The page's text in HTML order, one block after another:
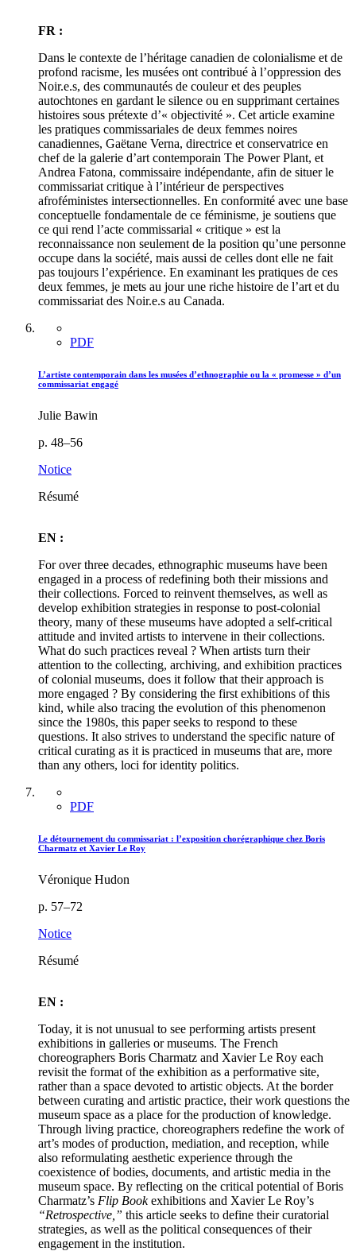
FR :
Dans le contexte de l’héritage canadien de colonialisme et de
profond racisme, les musées ont contribué à l’oppression des
Noir.e.s, des communautés de couleur et des peuples
autochtones en gardant le silence ou en supprimant certaines
histoires sous prétexte d’« objectivité ». Cet article examine
les pratiques commissariales de deux femmes noires
canadiennes, Gaëtane Verna, directrice et conservatrice en
chef de la galerie d’art contemporain The Power Plant, et
Andrea Fatona, commissaire indépendante, afin de situer le
commissariat critique à l’intérieur de perspectives
afroféministes intersectionnelles. En conformité avec une base
conceptuelle fondamentale de ce féminisme, je soutiens que
ce qui rend l’acte commissarial « critique » est la
reconnaissance non seulement de la position qu’une personne
occupe dans la société, mais aussi de celles dont elle ne fait
pas toujours l’expérience. En examinant les pratiques de ces
deux femmes, je mets au jour une riche histoire de l’art et du
commissariat des Noir.e.s au Canada.
PDF
L’artiste contemporain dans les musées d’ethnographie ou la « promesse » d’un
commissariat engagé
Julie Bawin
p. 48–56
Notice
Résumé
EN :
For over three decades, ethnographic museums have been
engaged in a process of redefining both their missions and
their collections. Forced to reinvent themselves, as well as
develop exhibition strategies in response to post-colonial
theory, many of these museums have adopted a self-critical
attitude and invited artists to intervene in their collections.
What do such practices reveal ? When artists turn their
attention to the collecting, archiving, and exhibition practices
of colonial museums, does it follow that their approach is
more engaged ? By considering the first exhibitions of this
kind, while also tracing the evolution of this phenomenon
since the 1980s, this paper seeks to respond to these
questions. It also strives to understand the specific nature of
critical curating as it is practiced in museums that are, more
than any others, loci for identity politics.
PDF
Le détournement du commissariat : l’exposition chorégraphique chez Boris
Charmatz et Xavier Le Roy
Véronique Hudon
p. 57–72
Notice
Résumé
EN :
Today, it is not unusual to see performing artists present
exhibitions in galleries or museums. The French
choreographers Boris Charmatz and Xavier Le Roy each
revisit the format of the exhibition as a performative site,
rather than a space devoted to artistic objects. At the border
between curating and artistic practice, their work questions the
museum space as a place for the production of knowledge.
Through living practice, choreographers redefine the work of
art’s modes of production, mediation, and reception, while
also reformulating aesthetic experience through the
coexistence of bodies, documents, and artistic media in the
museum space. By reflecting on the critical potential of Boris
Charmatz’s Flip Bookexhibitions and Xavier Le Roy’s
“Retrospective,” this article seeks to define their curatorial
strategies, as well as the political consequences of their
engagement in the institution.